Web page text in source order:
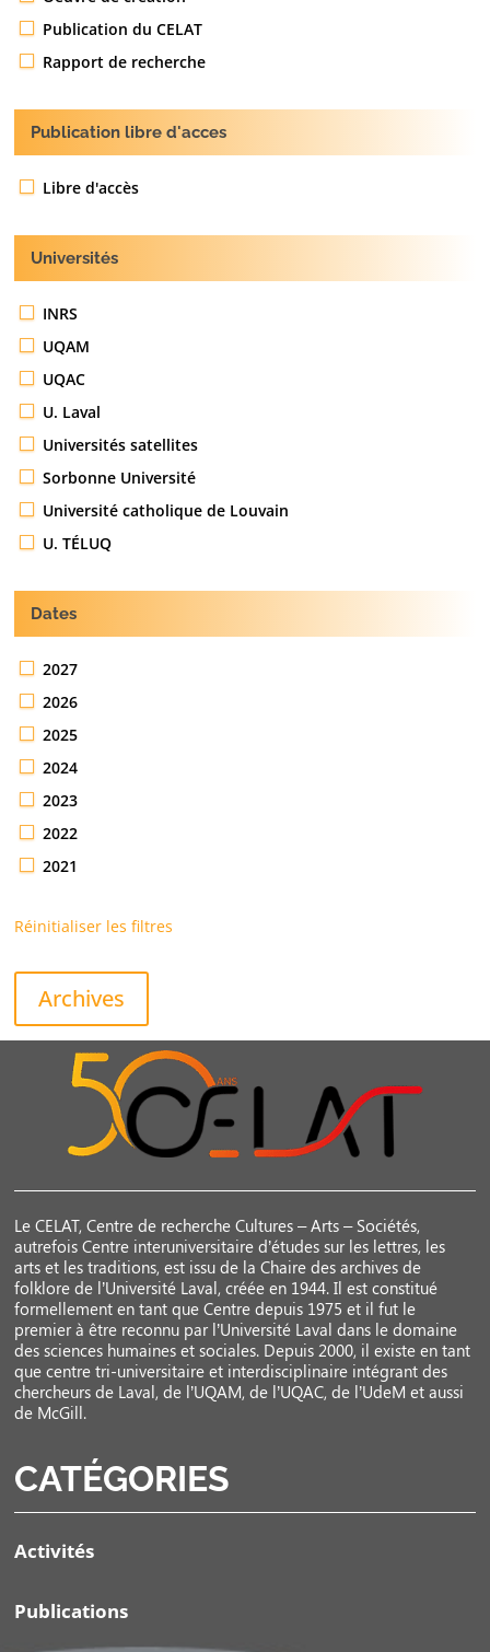
Publication du CELAT
Rapport de recherche
Publication libre d'acces
Libre d'accès
Universités
INRS
UQAM
UQAC
U. Laval
Universités satellites
Sorbonne Université
Université catholique de Louvain
U. TÉLUQ
Dates
2027
2026
2025
2024
2023
2022
2021
Réinitialiser les filtres
Archives
Le CELAT, Centre de recherche Cultures – Arts – Sociétés,
autrefois Centre interuniversitaire d’études sur les lettres, les
arts et les traditions, est issu de la Chaire des archives de
folklore de l’Université Laval, créée en 1944. Il est constitué
formellement en tant que Centre depuis 1975 et il fut le
premier à être reconnu par l’Université Laval dans le domaine
des sciences humaines et sociales. Depuis 2000, il existe en tant
que centre tri-universitaire et interdisciplinaire intégrant des
chercheurs de Laval, de l’UQAM, de l’UQAC, de l’UdeM et aussi
de McGill.
CATÉGORIES
Activités
Publications